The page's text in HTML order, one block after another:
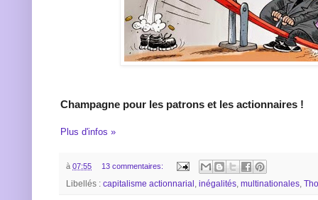
Champagne pour les patrons et les actionnaires !
Plus d'infos »
à 07:55 13 commentaires:
Libellés : capitalisme actionnarial , inégalités, multinationales,